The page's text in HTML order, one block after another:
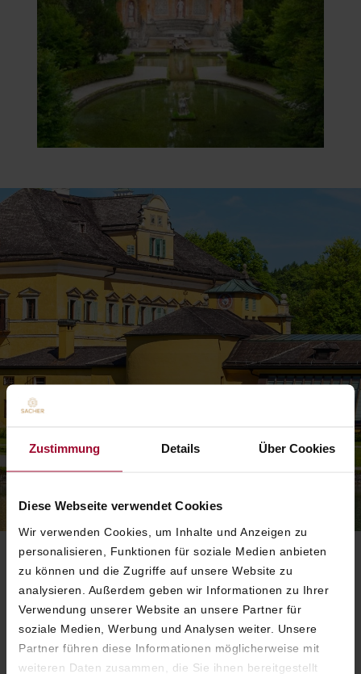
Zustimmung Details Über Cookies
Diese Webseite verwendet Cookies
Wir verwenden Cookies, um Inhalte und Anzeigen zu
personalisieren, Funktionen für soziale Medien anbieten
zu können und die Zugriffe auf unsere Website zu
analysieren. Außerdem geben wir Informationen zu Ihrer
Verwendung unserer Website an unsere Partner für
soziale Medien, Werbung und Analysen weiter. Unsere
Partner führen diese Informationen möglicherweise mit
weiteren Daten zusammen, die Sie ihnen bereitgestellt